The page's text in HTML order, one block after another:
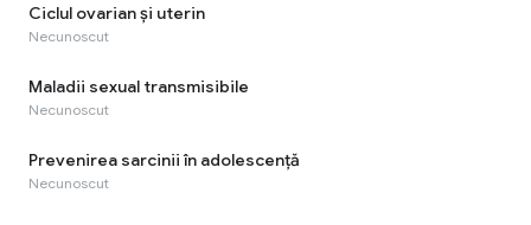
Ciclul ovarian şi uterin
Necunoscut
Maladii sexual transmisibile
Necunoscut
Prevenirea sarcinii în adolescență
Necunoscut